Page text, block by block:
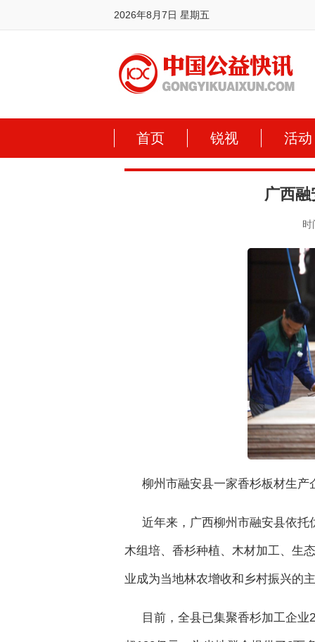
2026年8月7日 星期五
首页 锐视 活动
广西融
时
柳州市融安县一家香杉板材生
近年来，广西柳州市融安县依
木组培、香杉种植、木材加工、生
业成为当地林农增收和乡村振兴的
目前，全县已集聚香杉加工企